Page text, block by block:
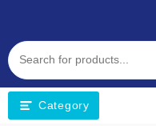
content
Category